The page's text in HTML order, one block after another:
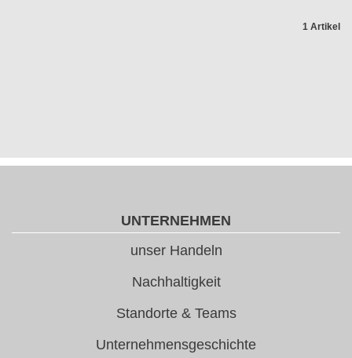
1 Artikel
UNTERNEHMEN
unser Handeln
Nachhaltigkeit
Standorte & Teams
Unternehmensgeschichte